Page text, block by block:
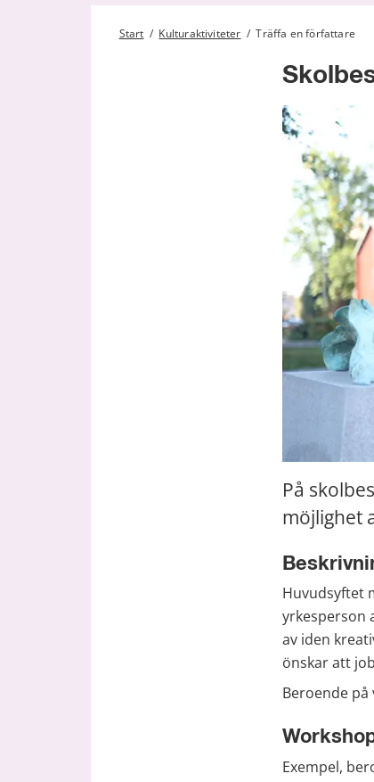
Start / Kulturaktiviteter / Träffa en författare
På
möjlighet
Huvudsyftet
yrkesperson
av iden
önskar att
Beroende
Exempel,